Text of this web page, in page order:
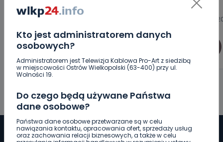
Kto jest administratorem danych
osobowych?
Administratorem jest Telewizja Kablowa Pro-Art z siedzibą
w miejscowości Ostrów Wielkopolski (63-400) przy ul.
Wolności 19.
Do czego będą używane Państwa
dane osobowe?
Państwa dane osobowe przetwarzane są w celu
nawiązania kontaktu, opracowania ofert, sprzedaży usług
oraz zachowania relacji biznesowych, a także w celu
06.08.2026 09:34
Ewa Szewczyk